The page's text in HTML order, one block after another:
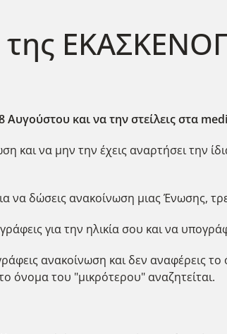
και να την στείλεις στα
και να μην την έχεις αναρτήσει την
να δώσεις ανακοίνωση μιας Ένωσης,
για την ηλικία σου και να
ανακοίνωση και δεν αναφέρεις
όνομα του "μικρότερου" αναζητείται.